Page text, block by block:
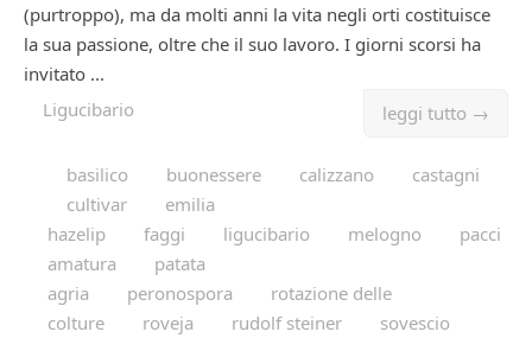
(purtroppo), ma da molti anni la vita negli orti costituisce
la sua passione, oltre che il suo lavoro. I giorni scorsi ha
invitato ...
leggi tutto →
Ligucibario
basilico buonessere calizzano
castagni
cultivar
emilia
hazelip
faggi ligucibario melogno
pacci
amatura
patata
agria
peronospora
rotazione delle
colture
roveja rudolf steiner sovescio